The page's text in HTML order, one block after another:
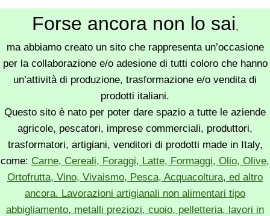
Forse ancora non lo sai,
ma abbiamo creato un sito che rappresenta un’occasione
per la collaborazione e/o adesione di tutti coloro che hanno
un’attività di produzione, trasformazione e/o vendita di
prodotti italiani.
Questo sito è nato per poter dare spazio a tutte le aziende
agricole, pescatori, imprese commerciali, produttori,
trasformatori, artigiani, venditori di prodotti made in Italy,
come: Carne, Cereali, Foraggi, Latte, Formaggi, Olio, Olive,
Ortofrutta, Vino, Vivaismo, Pesca, Acquacoltura, ed altro
ancora. Lavorazioni artigianali non alimentari tipo
abbigliamento, metalli preziozi, cuoio, pelletteria, lavori in